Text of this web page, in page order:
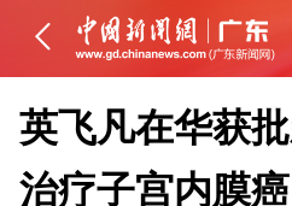
英飞凡在华获
治疗子宫内膜癌